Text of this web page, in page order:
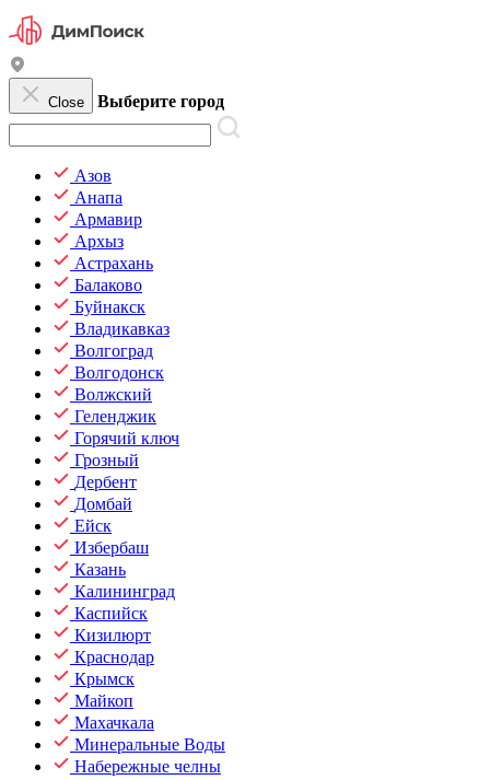
Close Выберите город
Азов
Анапа
Армавир
Архыз
Астрахань
Балаково
Буйнакск
Владикавказ
Волгоград
Волгодонск
Волжский
Геленджик
Горячий ключ
Грозный
Дербент
Домбай
Ейск
Избербаш
Казань
Калининград
Каспийск
Кизилюрт
Краснодар
Крымск
Майкоп
Махачкала
Минеральные Воды
Набережные челны